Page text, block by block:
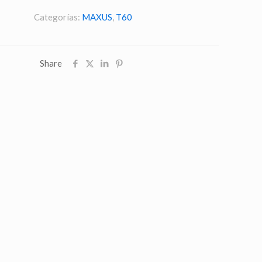
Categorías: MAXUS, T60
Share